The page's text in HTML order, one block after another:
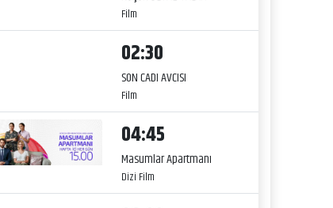
Film
02:30
SON CADI AVCISI
Film
04:45
Masumlar Apartmanı
Dizi Film